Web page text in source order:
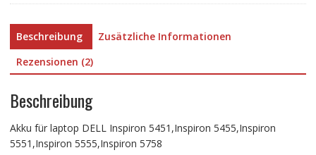
Beschreibung
Zusätzliche Informationen
Rezensionen (2)
Beschreibung
Akku für laptop DELL Inspiron 5451,Inspiron 5455,Inspiron
5551,Inspiron 5555,Inspiron 5758